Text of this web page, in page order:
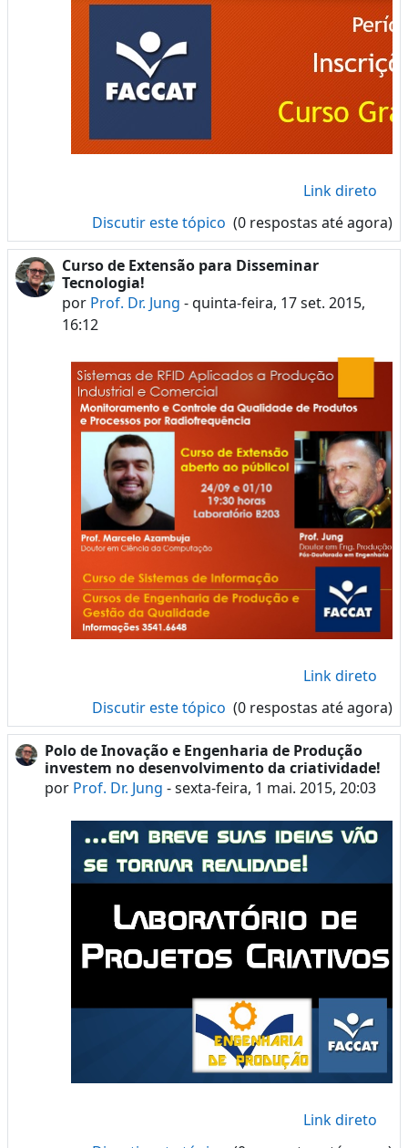
Link direto
Discutir este tópico (0 respostas até agora)
Curso de Extensão para Disseminar
Tecnologia!
por Prof. Dr. Jung -quinta-feira, 17 set. 2015,
16:12
Link direto
Discutir este tópico (0 respostas até agora)
Polo de Inovação e Engenharia de Produção
investem no desenvolvimento da criatividade!
por Prof. Dr. Jung -sexta-feira, 1 mai. 2015, 20:03
Link direto